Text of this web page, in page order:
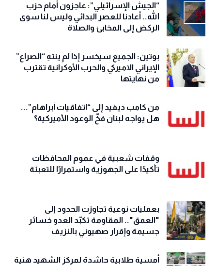
“الجيش الإسرائيلي”: عاجزون أمام حزب
الله.. أعادنا للعصر البدائي وليس لنا سوى
الركض إلى المخابئ والصلاة
بوتين: الجميع سيخسر إذا لم ينتهِ “الصراع”
الإيراني الاميركي والحرب الأوكرانية تقترب
من نهايتها
من كامب ديفيد إلى “اتفاقيات أبراهام”...
هل يواجه لبنان فخّ الوعود الأميركية؟
وقفات شعبية في عموم المحافظات
تأكيدًا على الجهوزية واستمرارًا للتعبئة
بعمليات نوعية تجاوزت الحدود إلى
"العمق".. المقاومة تكبّد العدو خسائر
جسيمة وإقرار صهيوني بالنزيف
أمسية طلابية حاشدة لمركز الشهيد هنية